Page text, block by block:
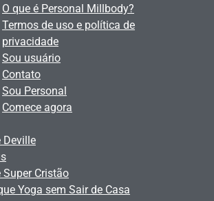
O que é Personal Millbody?
Termos de uso e política de
privacidade
Sou usuário
Contato
Sou Personal
Comece agora
Deville
Super Cristão
Yoga sem Sair de Casa